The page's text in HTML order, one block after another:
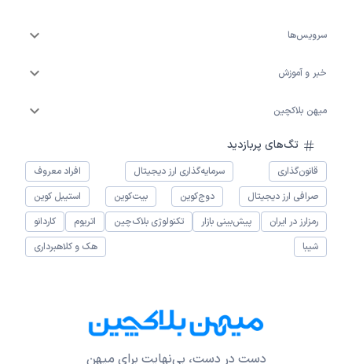
سرویس‌ها
خبر و آموزش
میهن بلاکچین
تگ‌های پربازدید
قانون‌گذاری سرمایه‌گذاری ارز دیجیتال
افراد معروف
صرافی ارز دیجیتال
دوج‌کوین بیت‌کوین
استیبل کوین
رمزارز در ایران
پیش‌بینی بازار تکنولوژی بلاک‌چین اتریوم
کاردانو
شیبا
هک و کلاهبرداری
دست در دست، بی‌نهایت برای میهن